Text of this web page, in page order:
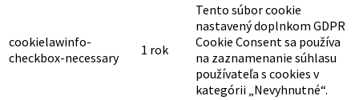
cookielawinfo-
checkbox-necessary
1 rok
Tento súbor cookie
nastavený doplnkom GDPR
Cookie Consent sa používa
na zaznamenanie súhlasu
používateľa s cookies v
kategórii „Nevyhnutné“.